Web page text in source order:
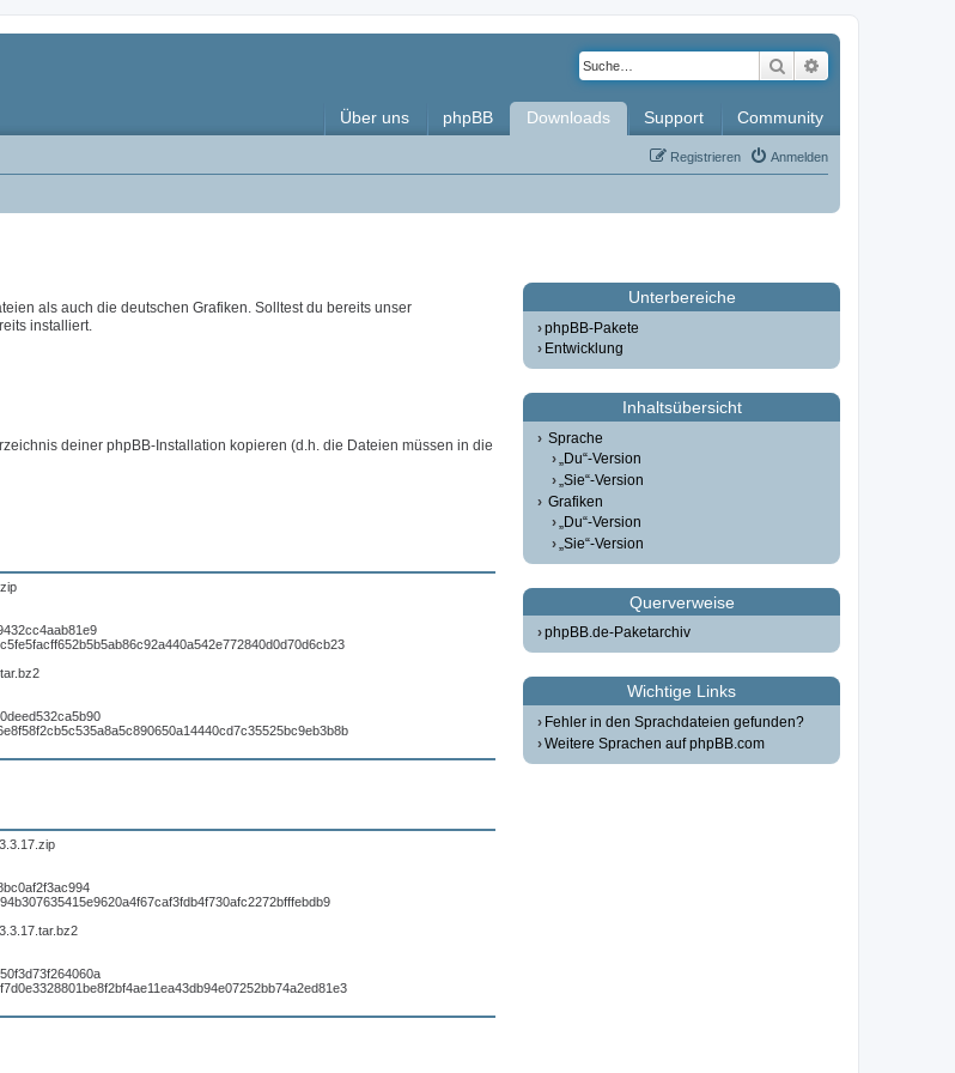
Suche
Über uns phpBB Downloads Support Community
Anmelden
Registrieren
als auch die deutschen Grafiken. Solltest du bereits unser
installiert.
deiner phpBB-Installation kopieren (d.h. die Dateien müssen in die
Unterbereiche
phpBB-Pakete
Entwicklung
Inhaltsübersicht
Sprache
„Du“-Version
„Sie“-Version
Grafiken
„Du“-Version
„Sie“-Version
Querverweise
phpBB.de-Paketarchiv
Wichtige Links
Fehler in den Sprachdateien gefunden?
Weitere Sprachen auf phpBB.com